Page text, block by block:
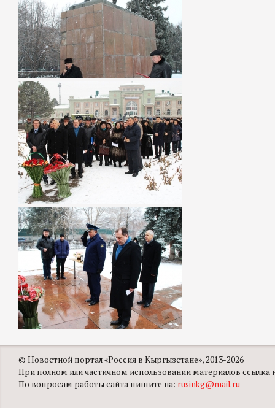
© Новостной портал «Россия в Кыргызстане», 2013-2026
При полном или частичном использовании материалов ссылка
По вопросам работы сайта пишите на: rusinkg@mail.ru